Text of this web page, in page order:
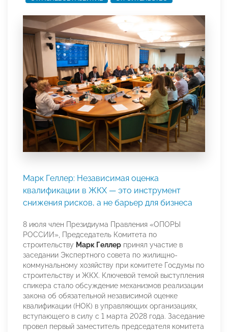
Марк Геллер: Независимая оценка
квалификации в ЖКХ — это инструмент
снижения рисков, а не барьер для бизнеса
8 июля член Президиума Правления «ОПОРЫ
РОССИИ», Председатель Комитета по
строительству Марк Геллер принял участие в
заседании Экспертного совета по жилищно-
коммунальному хозяйству при комитете Госдумы по
строительству и ЖКХ. Ключевой темой выступления
спикера стало обсуждение механизмов реализации
закона об обязательной независимой оценке
квалификации (НОК) в управляющих организациях,
вступающего в силу с 1 марта 2028 года. Заседание
провел первый заместитель председателя комитета